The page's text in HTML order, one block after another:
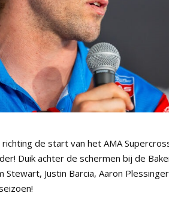
de start van het AMA
Duik achter de schermen bij de
Stewart, Justin Barcia, Aaron